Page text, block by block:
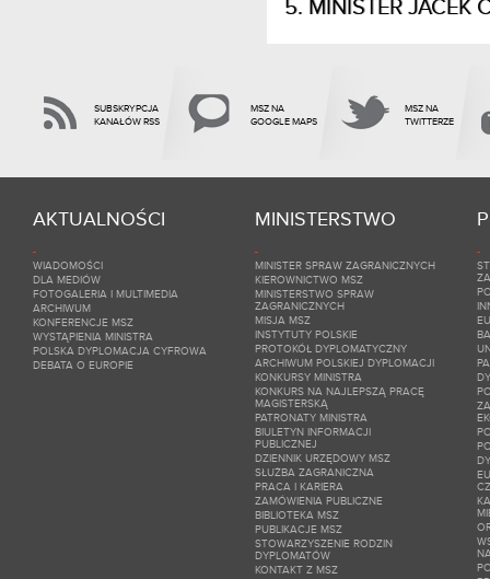
MINISTER JACEK
SUBSKRYPCJA
KANAŁÓW RSS
MSZ NA
GOOGLE MAPS
MSZ NA
TWITTERZE
AKTUALNOŚCI
WIADOMOŚCI
DLA MEDIÓW
FOTOGALERIA I MULTIMEDIA
ARCHIWUM
KONFERENCJE MSZ
WYSTĄPIENIA MINISTRA
POLSKA DYPLOMACJA CYFROWA
DEBATA O EUROPIE
MINISTERSTWO
MINISTER SPRAW ZAGRANICZNYCH
KIEROWNICTWO MSZ
MINISTERSTWO SPRAW
ZAGRANICZNYCH
MISJA MSZ
INSTYTUTY POLSKIE
PROTOKÓŁ DYPLOMATYCZNY
ARCHIWUM POLSKIEJ DYPLOMACJI
KONKURSY MINISTRA
KONKURS NA NAJLEPSZĄ PRACĘ
MAGISTERSKĄ
PATRONATY MINISTRA
BIULETYN INFORMACJI
PUBLICZNEJ
DZIENNIK URZĘDOWY MSZ
SŁUŻBA ZAGRANICZNA
PRACA I KARIERA
ZAMÓWIENIA PUBLICZNE
BIBLIOTEKA MSZ
PUBLIKACJE MSZ
STOWARZYSZENIE RODZIN
DYPLOMATÓW
KONTAKT Z MSZ